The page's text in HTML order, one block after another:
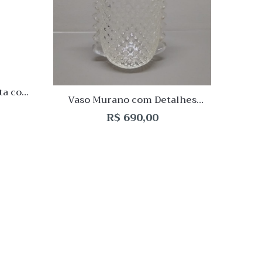
Comparar
Quick
com Vaso Murano com Detalhes
Laterais 22x16x12cm
R$ 690,00